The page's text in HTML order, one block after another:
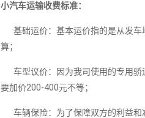
小汽车运输收费标准：
基础运价：基本运价指的是从发车
算；
车型议价：因为我司使用的专用骄
要加价200-400元不等；
车辆保险：为了保障双方的利益和